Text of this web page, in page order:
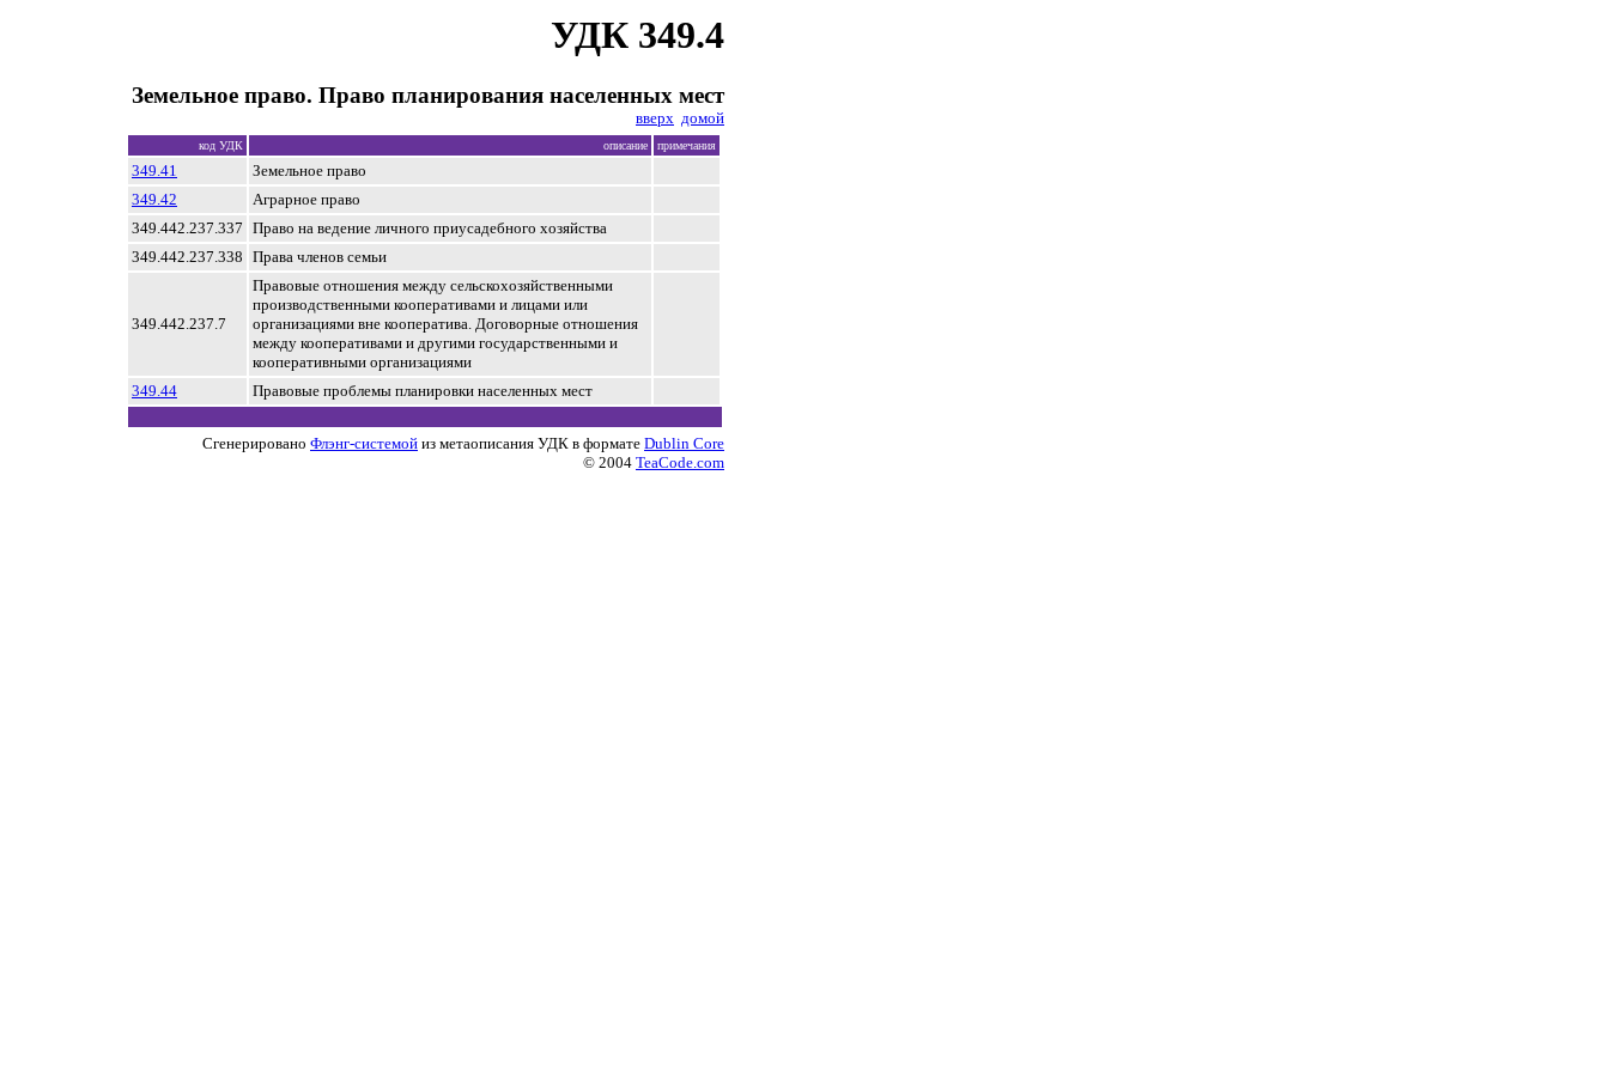
УДК 349.4
Земельное право. Право планирования населенных мест
вверх домой
код УДК описание примечания
349.41
Земельное право
349.42
Аграрное право
349.442.237.337 Право на ведение личного приусадебного хозяйства
349.442.237.338 Права членов семьи
349.442.237.7
Правовые отношения между сельскохозяйственными
производственными кооперативами и лицами или
организациями вне кооператива. Договорные отношения
между кооперативами и другими государственными и
кооперативными организациями
349.44
Правовые проблемы планировки населенных мест
Сгенерировано Флэнг-системой из метаописания УДК в формате Dublin Core
© 2004 TeaCode.com